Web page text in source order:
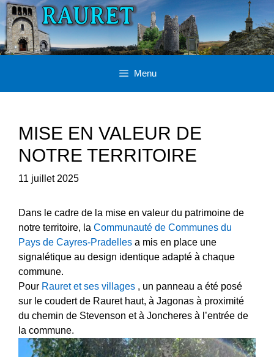
Aller
au
contenu
Menu
MISE EN VALEUR DE
NOTRE TERRITOIRE
11 juillet 2025
Dans le cadre de la mise en valeur du patrimoine de
notre territoire, la Communauté de Communes du
Pays de Cayres-Pradelles a mis en place une
signalétique au design identique adapté à chaque
commune.
Pour Rauret et ses villages , un panneau a été posé
sur le coudert de Rauret haut, à Jagonas à proximité
du chemin de Stevenson et à Joncheres à l’entrée de
la commune.